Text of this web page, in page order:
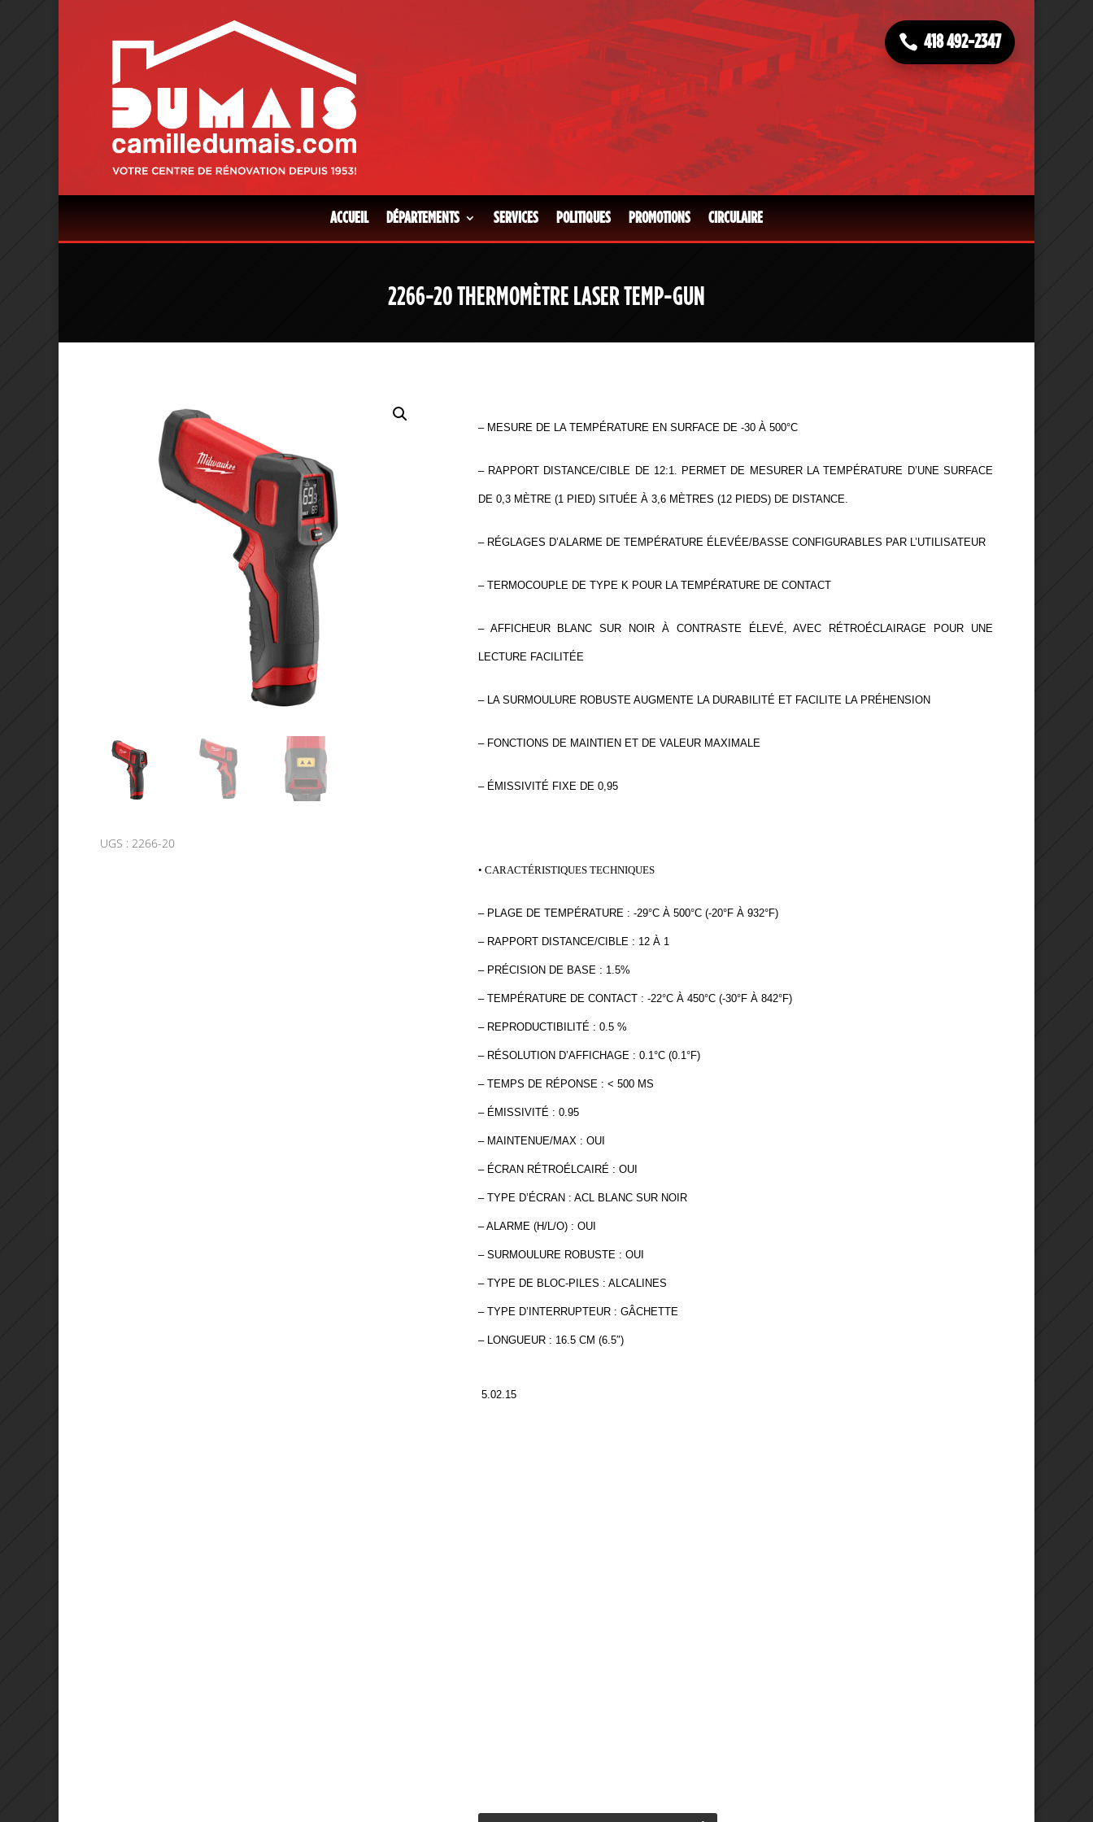
418 492-2347
ACCUEIL DÉPARTEMENTS SERVICES POLITIQUES PROMOTIONS CIRCULAIRE
2266-20 THERMOMÈTRE LASER TEMP-GUN
UGS : 2266-20
– MESURE DE LA TEMPÉRATURE EN SURFACE DE -30 À 500°C
– RAPPORT DISTANCE/CIBLE DE 12:1. PERMET DE MESURER LA TEMPÉRATURE D’UNE SURFACE
DE 0,3 MÈTRE (1 PIED) SITUÉE À 3,6 MÈTRES (12 PIEDS) DE DISTANCE.
– RÉGLAGES D’ALARME DE TEMPÉRATURE ÉLEVÉE/BASSE CONFIGURABLES PAR L’UTILISATEUR
– TERMOCOUPLE DE TYPE K POUR LA TEMPÉRATURE DE CONTACT
– AFFICHEUR BLANC SUR NOIR À CONTRASTE ÉLEVÉ, AVEC RÉTROÉCLAIRAGE POUR UNE
LECTURE FACILITÉE
– LA SURMOULURE ROBUSTE AUGMENTE LA DURABILITÉ ET FACILITE LA PRÉHENSION
– FONCTIONS DE MAINTIEN ET DE VALEUR MAXIMALE
– ÉMISSIVITÉ FIXE DE 0,95
• CARACTÉRISTIQUES TECHNIQUES
– PLAGE DE TEMPÉRATURE : -29°C À 500°C (-20°F À 932°F)
– RAPPORT DISTANCE/CIBLE : 12 À 1
– PRÉCISION DE BASE : 1.5%
– TEMPÉRATURE DE CONTACT : -22°C À 450°C (-30°F À 842°F)
– REPRODUCTIBILITÉ : 0.5 %
– RÉSOLUTION D’AFFICHAGE : 0.1°C (0.1°F)
– TEMPS DE RÉPONSE : < 500 MS
– ÉMISSIVITÉ : 0.95
– MAINTENUE/MAX : OUI
– ÉCRAN RÉTROÉLCAIRÉ : OUI
– TYPE D’ÉCRAN : ACL BLANC SUR NOIR
– ALARME (H/L/O) : OUI
– SURMOULURE ROBUSTE : OUI
– TYPE DE BLOC-PILES : ALCALINES
– TYPE D’INTERRUPTEUR : GÂCHETTE
– LONGUEUR : 16.5 CM (6.5″)
5.02.15